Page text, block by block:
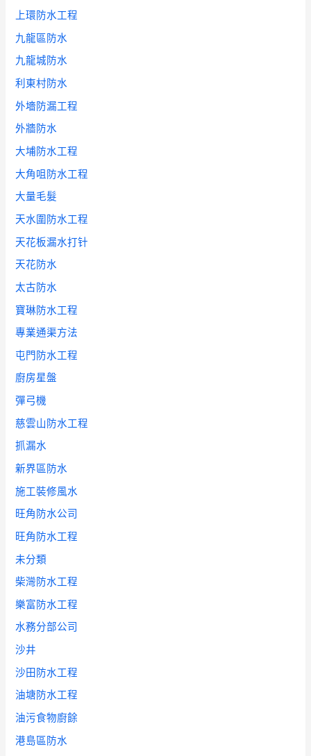
上環防水工程
九龍區防水
九龍城防水
利東村防水
外墻防漏工程
外牆防水
大埔防水工程
大角咀防水工程
大量毛髮
天水圍防水工程
天花板漏水打针
天花防水
太古防水
寶琳防水工程
專業通渠方法
屯門防水工程
廚房星盤
彈弓機
慈雲山防水工程
抓漏水
新界區防水
施工裝修風水
旺角防水公司
旺角防水工程
未分類
柴灣防水工程
樂富防水工程
水務分部公司
沙井
沙田防水工程
油塘防水工程
油污食物廚餘
港島區防水